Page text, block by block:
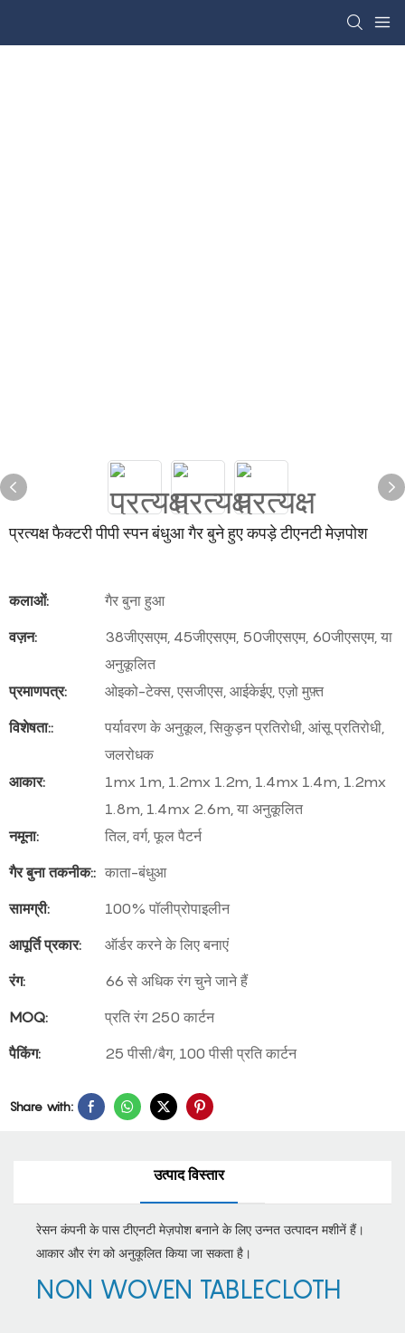
प्रत्यक्ष फैक्टरी पीपी स्पन बंधुआ गैर बुने हुए कपड़े टीएनटी मेज़पोश
कलाओं:
गैर बुना हुआ
वज़न:
38जीएसएम, 45जीएसएम, 50जीएसएम, 60जीएसएम, या
अनुकूलित
प्रमाणपत्र:
ओइको-टेक्स, एसजीएस, आईकेईए, एज़ो मुफ़्त
विशेषता::
पर्यावरण के अनुकूल, सिकुड़न प्रतिरोधी, आंसू प्रतिरोधी,
जलरोधक
आकार:
1mx 1m, 1.2mx 1.2m, 1.4mx 1.4m, 1.2mx
1.8m, 1.4mx 2.6m, या अनुकूलित
नमूना:
तिल, वर्ग, फूल पैटर्न
गैर बुना तकनीक:: काता-बंधुआ
सामग्री:
100% पॉलीप्रोपाइलीन
आपूर्ति प्रकार:
ऑर्डर करने के लिए बनाएं
रंग:
66 से अधिक रंग चुने जाने हैं
MOQ:
प्रति रंग 250 कार्टन
पैकिंग:
25 पीसी/बैग, 100 पीसी प्रति कार्टन
Share with:
उत्पाद विस्तार
रेसन कंपनी के पास टीएनटी मेज़पोश बनाने के लिए उन्नत उत्पादन मशीनें हैं।
आकार और रंग को अनुकूलित किया जा सकता है।
NON WOVEN TABLECLOTH